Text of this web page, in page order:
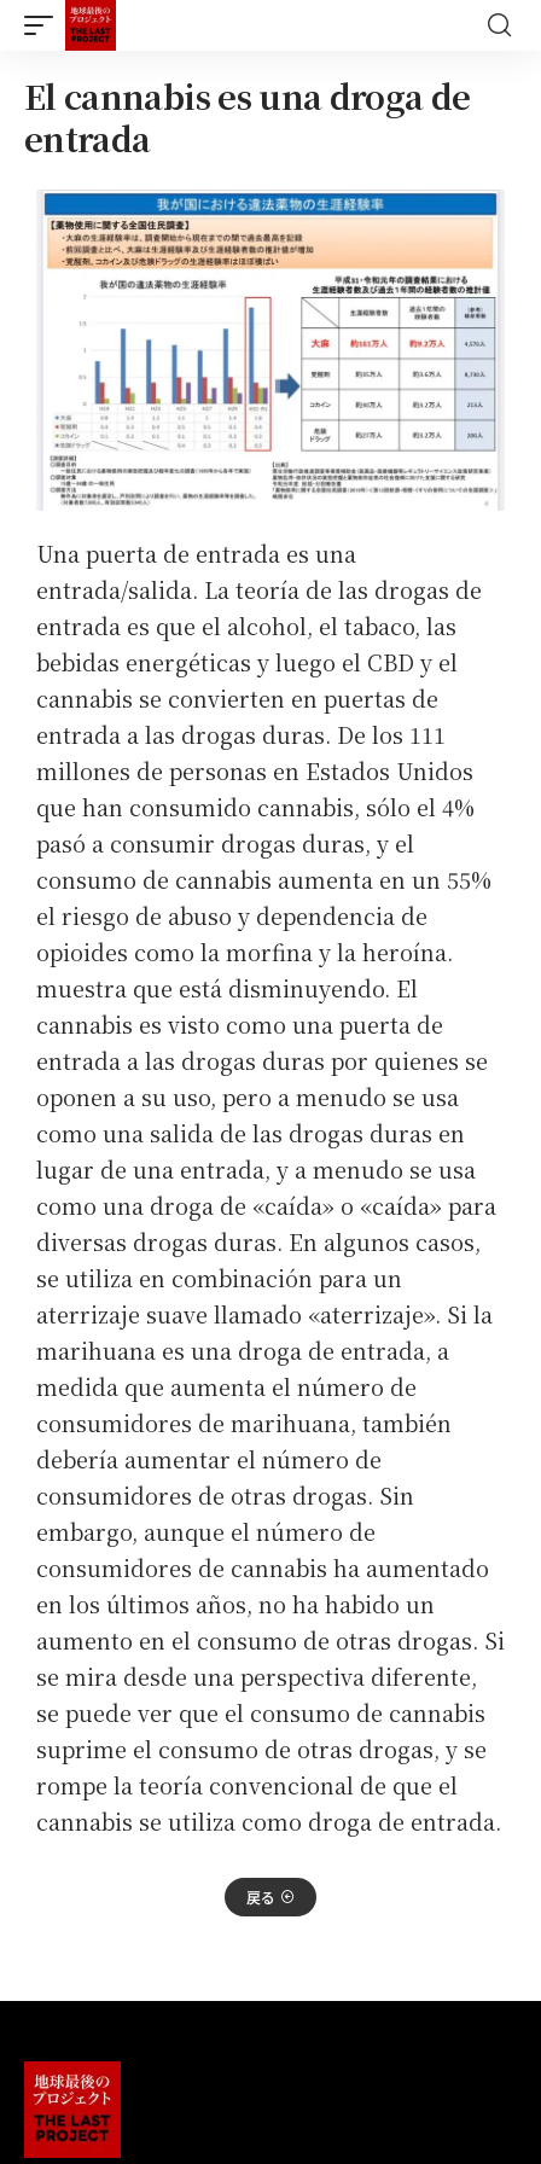
El cannabis es una droga de
entrada
Una puerta de entrada es una
entrada/salida. La teoría de las drogas de
entrada es que el alcohol, el tabaco, las
bebidas energéticas y luego el CBD y el
cannabis se convierten en puertas de
entrada a las drogas duras. De los 111
millones de personas en Estados Unidos
que han consumido cannabis, sólo el 4%
pasó a consumir drogas duras, y el
consumo de cannabis aumenta en un 55%
el riesgo de abuso y dependencia de
opioides como la morfina y la heroína.
muestra que está disminuyendo. El
cannabis es visto como una puerta de
entrada a las drogas duras por quienes se
oponen a su uso, pero a menudo se usa
como una salida de las drogas duras en
lugar de una entrada, y a menudo se usa
como una droga de «caída» o «caída» para
diversas drogas duras. En algunos casos,
se utiliza en combinación para un
aterrizaje suave llamado «aterrizaje». Si la
marihuana es una droga de entrada, a
medida que aumenta el número de
consumidores de marihuana, también
debería aumentar el número de
consumidores de otras drogas. Sin
embargo, aunque el número de
consumidores de cannabis ha aumentado
en los últimos años, no ha habido un
aumento en el consumo de otras drogas. Si
se mira desde una perspectiva diferente,
se puede ver que el consumo de cannabis
suprime el consumo de otras drogas, y se
rompe la teoría convencional de que el
cannabis se utiliza como droga de entrada.
戻る